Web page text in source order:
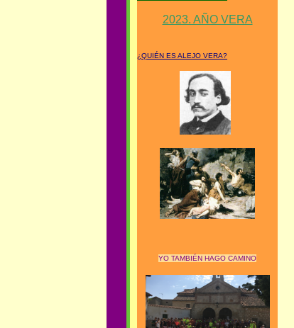
2023. AÑO VERA
¿QUIÉN ES ALEJO VERA?
YO TAMBIÉN HAGO CAMINO